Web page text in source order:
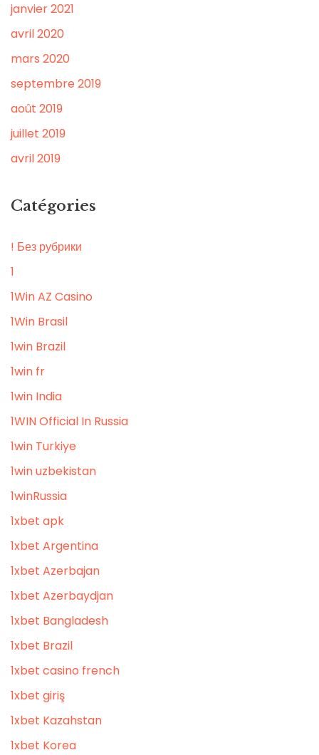
janvier 2021
avril 2020
mars 2020
septembre 2019
août 2019
juillet 2019
avril 2019
Catégories
! Без рубрики
1
1Win AZ Casino
1Win Brasil
1win Brazil
1win fr
1win India
1WIN Official In Russia
1win Turkiye
1win uzbekistan
1winRussia
1xbet apk
1xbet Argentina
1xbet Azerbajan
1xbet Azerbaydjan
1xbet Bangladesh
1xbet Brazil
1xbet casino french
1xbet giriş
1xbet Kazahstan
1xbet Korea